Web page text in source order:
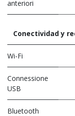
anteriori
Conectividad y
Wi-Fi
Connessione
USB
Bluetooth